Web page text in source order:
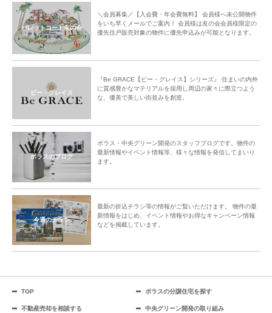
パレットコート友の会
＼会員募集／【入会費・年会費無料】 会員様へ未公開物件
をいち早くメールでご案内！ 会員様は友の会会員様限定の
優先住戸販売対象の物件に優先申込みが可能となります。
ビー・グレイス
『Be GRACE【ビー・グレイス】シリーズ』 住まいの内外
に質感豊かなマテリアルを採用し周辺の家々に際立つよう
な、優美で美しい街並みを創造。
ポラスのブログ
ポラス・中央グリーン開発のスタッフブログです。物件の
最新情報やイベント情報等、様々な情報を発信してまいり
ます。
今週のチラシ
最新の折込チラシ等の情報がご覧いただけます。 物件の最
新情報をはじめ、イベント情報やお得なキャンペーン情報
などを掲載しています。
TOP ポラスの分譲住宅を探す
不動産売却を相談する 中央グリーン開発の取り組み